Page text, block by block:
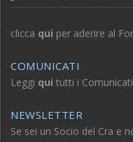
clicca qui per aderire al
COMUNICATI
Leggi qui tutti i
NEWSLETTER
Se sei un Socio del Cra e